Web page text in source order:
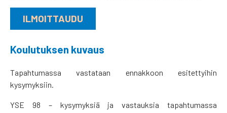
ILMOITTAUDU
Koulutuksen kuvaus
Tapahtumassa vastataan ennakkoon esitettyihin
kysymyksiin.
YSE 98 – kysymyksiä ja vastauksia tapahtumassa